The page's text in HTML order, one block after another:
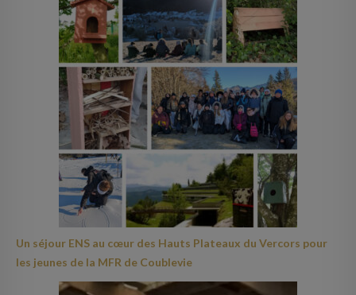
Un séjour ENS au cœur des Hauts Plateaux du Vercors pour
les jeunes de la MFR de Coublevie